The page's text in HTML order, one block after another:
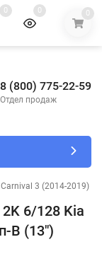
0 0 0
8 (800) 775-22-59
Отдел продаж
Carnival 3 (2014-2019)
6/128 Kia
B (13")